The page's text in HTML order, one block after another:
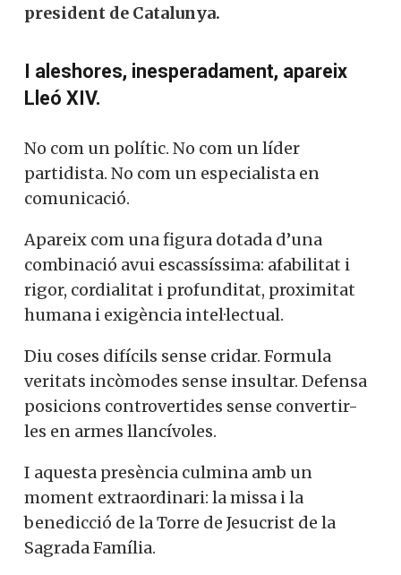
president de Catalunya.
I aleshores, inesperadament, apareix
Lleó XIV.
No com un polític. No com un líder
partidista. No com un especialista en
comunicació.
Apareix com una figura dotada d’una
combinació avui escassíssima: afabilitat i
rigor, cordialitat i profunditat, proximitat
humana i exigència intel·lectual.
Diu coses difícils sense cridar. Formula
veritats incòmodes sense insultar. Defensa
posicions controvertides sense convertir-
les en armes llancívoles.
I aquesta presència culmina amb un
moment extraordinari: la missa i la
benedicció de la Torre de Jesucrist de la
Sagrada Família.